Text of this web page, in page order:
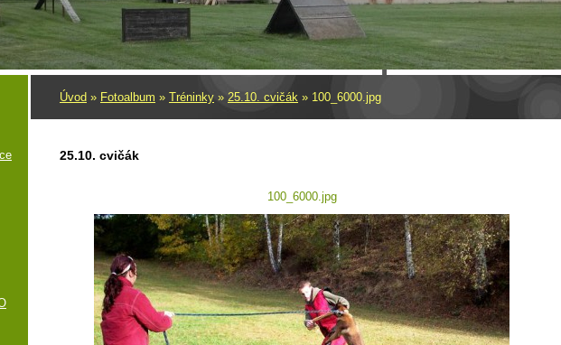
Úvod » Fotoalbum » Tréninky » 25.10. cvičák » 100_6000.jpg
25.10. cvičák
100_6000.jpg